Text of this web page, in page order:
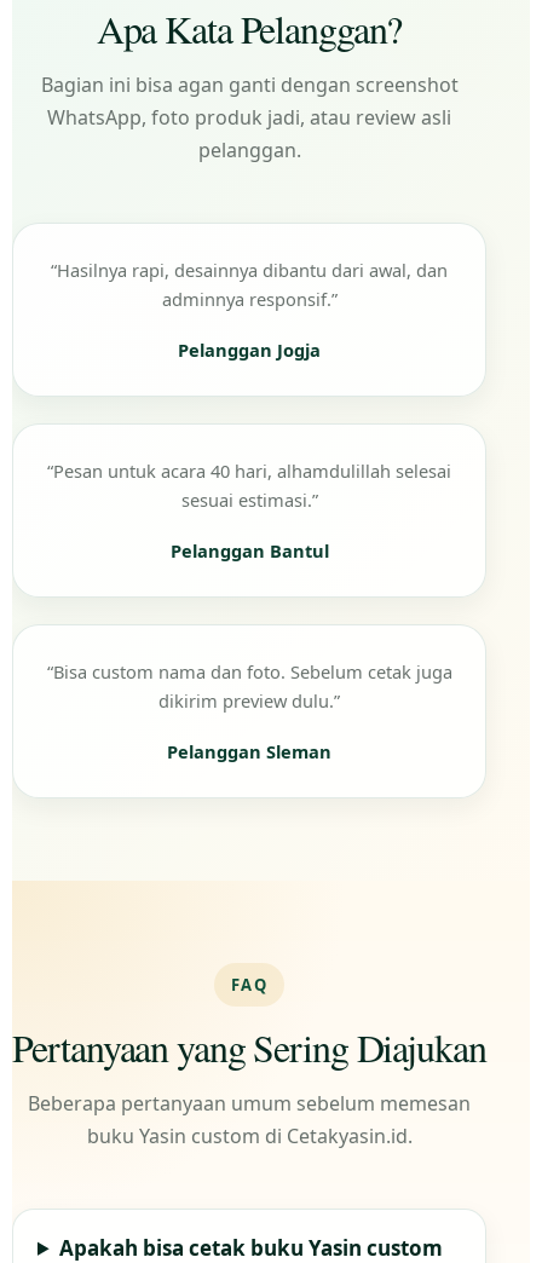
Apa Kata Pelanggan?
Bagian ini bisa agan ganti dengan screenshot
WhatsApp, foto produk jadi, atau review asli
pelanggan.
“Hasilnya rapi, desainnya dibantu dari awal, dan
adminnya responsif.”
Pelanggan Jogja
“Pesan untuk acara 40 hari, alhamdulillah selesai
sesuai estimasi.”
Pelanggan Bantul
“Bisa custom nama dan foto. Sebelum cetak juga
dikirim preview dulu.”
Pelanggan Sleman
FAQ
Pertanyaan yang Sering Diajukan
Beberapa pertanyaan umum sebelum memesan
buku Yasin custom di Cetakyasin.id.
Apakah bisa cetak buku Yasin custom